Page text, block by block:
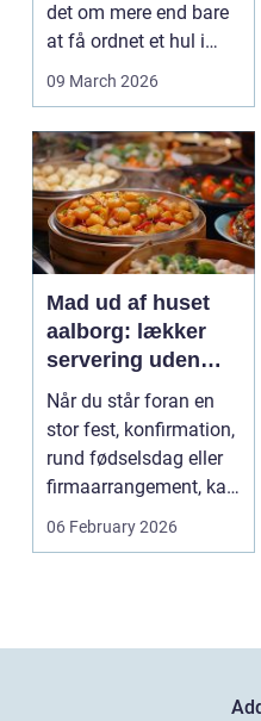
det om mere end bare
at få ordnet et hul i
tanden. For man...
09 March 2026
Mad ud af huset
aalborg: lækker
servering uden
stress
Når du står foran en
stor fest, konfirmation,
rund fødselsdag eller
firmaarrangement, kan
planlægnin...
06 February 2026